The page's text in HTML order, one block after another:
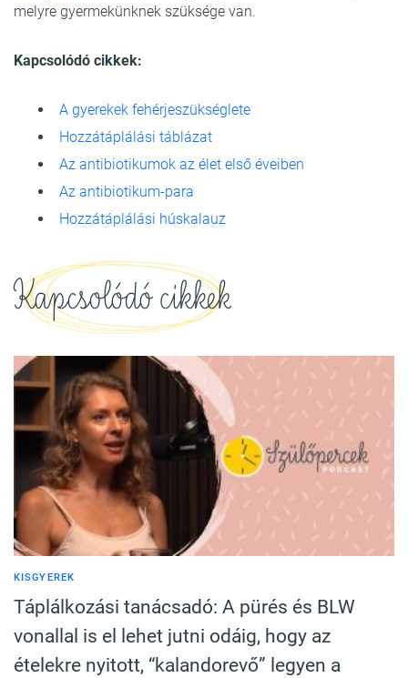
melyre gyermekünknek szüksége van.
Kapcsolódó cikkek:
A gyerekek fehérjeszükséglete
Hozzátáplálási táblázat
Az antibiotikumok az élet első éveiben
Az antibiotikum-para
Hozzátáplálási húskalauz
Kapcsolódó cikkek
KISGYEREK
Táplálkozási tanácsadó: A pürés és BLW
vonallal is el lehet jutni odáig, hogy az
ételekre nyitott, “kalandorevő” legyen a